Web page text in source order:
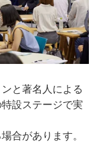
と著名人による
設ステージで実
合があります。